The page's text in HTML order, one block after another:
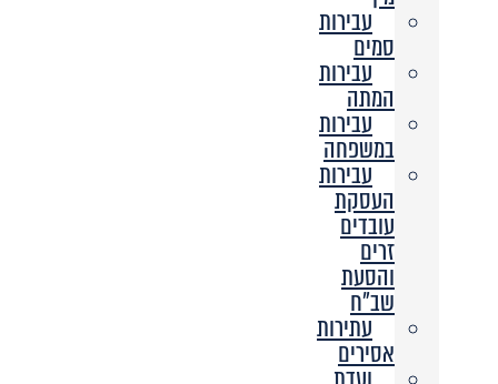
עבירות
סמים
עבירות
המתה
עבירות
במשפחה
עבירות
העסקת
עובדים
זרים
והסעת
שב”ח
עתירות
אסירים